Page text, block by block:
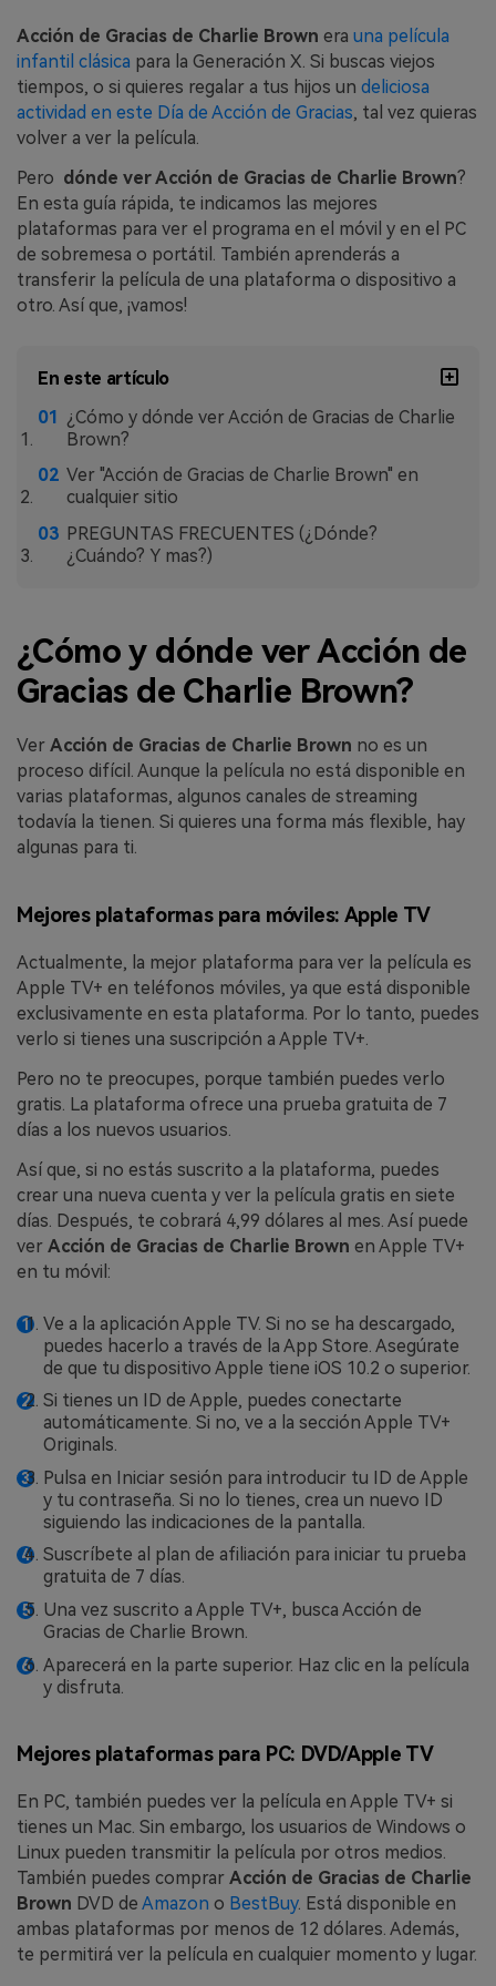
Transferencia de Datos de un
Celular a Otro
Transfiere contactos, fotos, música,
archivos de un teléfono a otro y a la
PC.
Apps
Transfiere datos de WhatsApp y
WhatsApp Business sin restablecer los
MobileTrans App
Transfiere datos del teléfono, de
WhatsApp y archivos entre dispositivos
Welastseen
en WhatsApp.
Acción de Gracias de Charlie Brown era una película
infantil clásica para la Generación X. Si buscas viejos
tiempos, o si quieres regalar a tus hijos un deliciosa
actividad en este Día de Acción de Gracias, tal vez quieras
volver a ver la película.
Pero dónde ver Acción de Gracias de Charlie Brown?
En esta guía rápida, te indicamos las mejores
plataformas para ver el programa en el móvil y en el PC
de sobremesa o portátil. También aprenderás a
transferir la película de una plataforma o dispositivo a
otro. Así que, ¡vamos!
En este artículo
¿Cómo y dónde ver Acción de Gracias de Charlie
Brown?
Ver "Acción de Gracias de Charlie Brown" en
cualquier sitio
PREGUNTAS FRECUENTES (¿Dónde?
¿Cuándo? Y mas?)
¿Cómo y dónde ver Acción de
Gracias de Charlie Brown?
Ver Acción de Gracias de Charlie Brown no es un
proceso difícil. Aunque la película no está disponible en
varias plataformas, algunos canales de streaming
todavía la tienen. Si quieres una forma más flexible, hay
algunas para ti.
Mejores plataformas para móviles: Apple TV
Actualmente, la mejor plataforma para ver la película es
Apple TV+ en teléfonos móviles, ya que está disponible
exclusivamente en esta plataforma. Por lo tanto, puedes
verlo si tienes una suscripción a Apple TV+.
Pero no te preocupes, porque también puedes verlo
gratis. La plataforma ofrece una prueba gratuita de 7
días a los nuevos usuarios.
Así que, si no estás suscrito a la plataforma, puedes
crear una nueva cuenta y ver la película gratis en siete
días. Después, te cobrará 4,99 dólares al mes. Así puede
ver Acción de Gracias de Charlie Brown en Apple TV+
en tu móvil:
Ve a la aplicación Apple TV. Si no se ha descargado,
puedes hacerlo a través de la App Store. Asegúrate
de que tu dispositivo Apple tiene iOS 10.2 o superior.
Si tienes un ID de Apple, puedes conectarte
automáticamente. Si no, ve a la sección Apple TV+
Originals.
Pulsa en Iniciar sesión para introducir tu ID de Apple
y tu contraseña. Si no lo tienes, crea un nuevo ID
siguiendo las indicaciones de la pantalla.
Suscríbete al plan de afiliación para iniciar tu prueba
gratuita de 7 días.
Una vez suscrito a Apple TV+, busca Acción de
Gracias de Charlie Brown.
Aparecerá en la parte superior. Haz clic en la película
y disfruta.
Mejores plataformas para PC: DVD/Apple TV
En PC, también puedes ver la película en Apple TV+ si
tienes un Mac. Sin embargo, los usuarios de Windows o
Linux pueden transmitir la película por otros medios.
También puedes comprar Acción de Gracias de Charlie
Brown DVD de Amazon o BestBuy. Está disponible en
ambas plataformas por menos de 12 dólares. Además,
te permitirá ver la película en cualquier momento y lugar.